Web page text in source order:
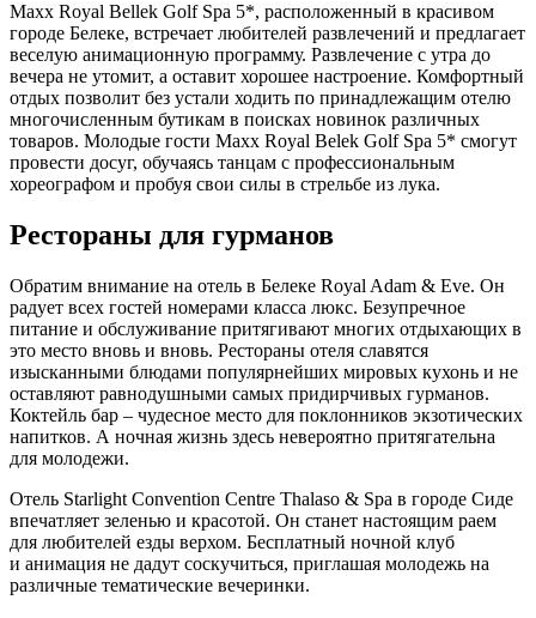
Maxx Royal Bellek Golf Spa 5*, расположенный в красивом
городе Белеке, встречает любителей развлечений и предлагает
веселую анимационную программу. Развлечение с утра до
вечера не утомит, а оставит хорошее настроение. Комфортный
отдых позволит без устали ходить по принадлежащим отелю
многочисленным бутикам в поисках новинок различных
товаров. Молодые гости Maxx Royal Belek Golf Spa 5* смогут
провести досуг, обучаясь танцам с профессиональным
хореографом и пробуя свои силы в стрельбе из лука.
Рестораны для гурманов
Обратим внимание на отель в Белеке Royal Adam & Eve. Он
радует всех гостей номерами класса люкс. Безупречное
питание и обслуживание притягивают многих отдыхающих в
это место вновь и вновь. Рестораны отеля славятся
изысканными блюдами популярнейших мировых кухонь и не
оставляют равнодушными самых придирчивых гурманов.
Коктейль бар – чудесное место для поклонников экзотических
напитков. А ночная жизнь здесь невероятно притягательна
для молодежи.
Отель Starlight Convention Centre Thalaso & Spa в городе Сиде
впечатляет зеленью и красотой. Он станет настоящим раем
для любителей езды верхом. Бесплатный ночной клуб
и анимация не дадут соскучиться, приглашая молодежь на
различные тематические вечеринки.